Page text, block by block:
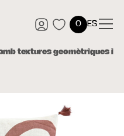
0 ES
textures geomètriques i